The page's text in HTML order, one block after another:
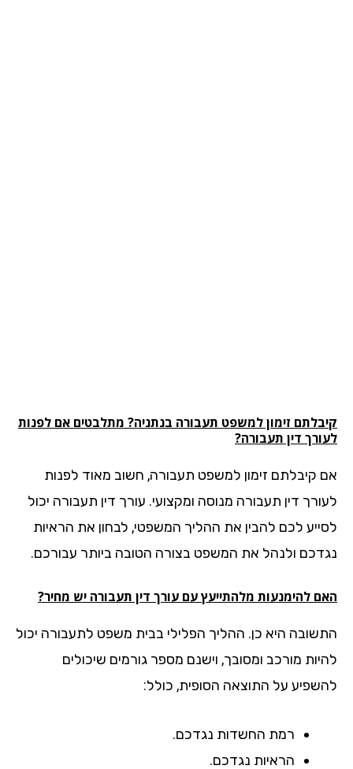
זימון למשפטתעבורהבנתניה? מתלבטים אם לפנות
דין תעבורה?
קיבלתם זימון למשפט תעבורה, חשוב מאוד לפנות
דין תעבורה מנוסה ומקצועי. עורך דין תעבורה יכול
לכם להבין את ההליך המשפטי, לבחון את הראיות
ולנהל את המשפט בצורה הטובה ביותר עבורכם.
להימנעות מלהתייעץ עם עורך דין תעבורה יש מחיר?
היא כן. ההליך הפלילי בבית משפט לתעבורה יכול
מורכב ומסובך, וישנם מספר גורמים שיכולים
על התוצאה הסופית, כולל:
רמת החשדות נגדכם.
הראיות נגדכם.